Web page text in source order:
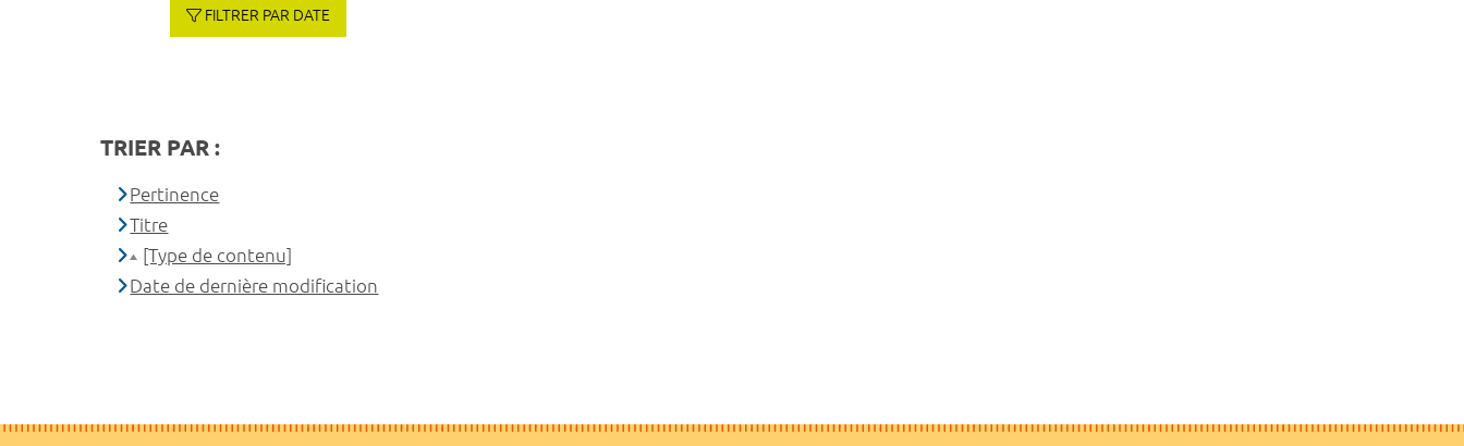
FILTRER PAR DATE
TRIER PAR :
Pertinence
Titre
[Type de contenu]
Date de dernière modification